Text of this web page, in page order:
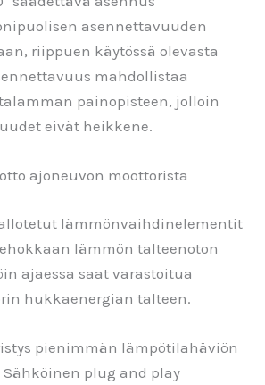
asennettavuuden
riippuen käytössä olevasta
mahdollistaa
painopisteen, jolloin
eivät heikkene.
ajoneuvon moottorista
lämmönvaihdinelementit
lämmön talteenoton
ajaessa saat varastoitua
hukkaenergian talteen.
pienimmän lämpötilahäviön
plug and play